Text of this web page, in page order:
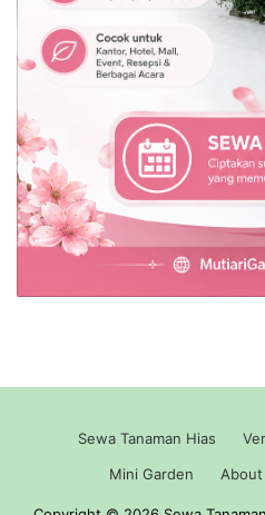
Sewa Tanaman Hias
Mini Garden
About